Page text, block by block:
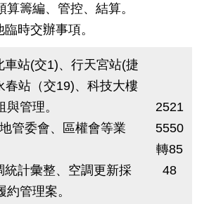
算籌編、管控、結算。
時交辦事項。
車站(交1)、行天宮站(捷
春站（交19)、科技大樓
與管理。
管委會、區權會等業
統計彙整、空調更新採
約管理案。
2521
5550
轉85
48